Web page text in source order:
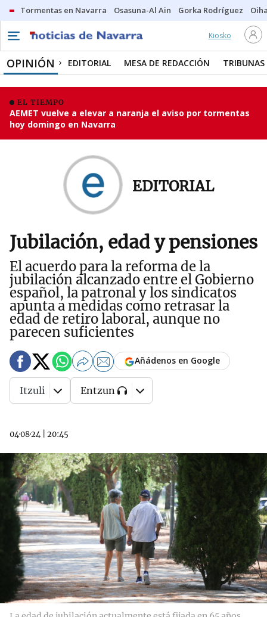
Tormentas en Navarra Osasuna-Al Ain Gorka Rodríguez
Kiosko
OPINIÓN EDITORIAL MESA DE REDACCIÓN TRIBUNAS
EL TIEMPO
AEMET vuelve a elevar a naranja el aviso por tormentas
hoy domingo en Navarra
EDITORIAL
Jubilación, edad y pensiones
El acuerdo para la reforma de la
jubilación alcanzado entre el Gobierno
español, la patronal y los sindicatos
apunta a medidas como retrasar la
edad de retiro laboral, aunque no
parecen suficientes
04·08·24 20:45
Añádenos en Google
Itzuli Entzun